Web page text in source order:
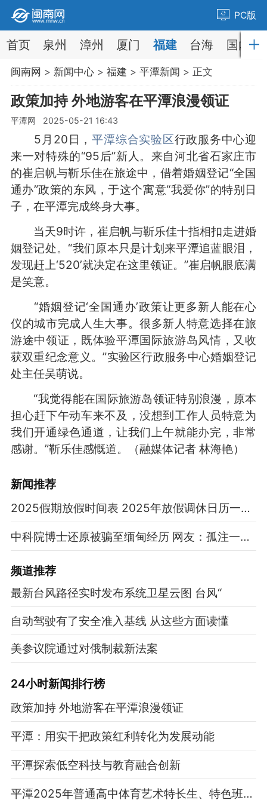
PC版
首页 泉州 漳州 厦门 福建 台海 国内
闽南网 > 新闻中心> 福建 > 平潭新闻 > 正文
政策加持 外地游客在平潭浪漫领证
平潭网 2025-05-21 16:43
5月20日，平潭综合实验区行政服务中心迎
来一对特殊的“95后”新人。来自河北省石家庄市
的崔启帆与靳乐佳在旅途中，借着婚姻登记“全国
通办”政策的东风，于这个寓意“我爱你”的特别日
子，在平潭完成终身大事。
当天9时许，崔启帆与靳乐佳十指相扣走进婚
姻登记处。“我们原本只是计划来平潭追蓝眼泪，
发现赶上‘520’就决定在这里领证。”崔启帆眼底满
是笑意。
“婚姻登记‘全国通办’政策让更多新人能在心
仪的城市完成人生大事。很多新人特意选择在旅
游途中领证，既体验平潭国际旅游岛风情，又收
获双重纪念意义。”实验区行政服务中心婚姻登记
处主任吴萌说。
“我觉得能在国际旅游岛领证特别浪漫，原本
担心赶下午动车来不及，没想到工作人员特意为
我们开通绿色通道，让我们上午就能办完，非常
感谢。”靳乐佳感慨道。
（融媒体记者 林海艳）
新闻推荐
2025假期放假时间表 2025年放假调休日历一览表
中科院博士还原被骗至缅甸经历 网友：孤注一掷现实版
频道推荐
最新台风路径实时发布系统卫星云图 台风“
自动驾驶有了安全准入基线 从这些方面读懂
美参议院通过对俄制裁新法案
24小时新闻排行榜
政策加持 外地游客在平潭浪漫领证
平潭：用实干把政策红利转化为发展动能
平潭探索低空科技与教育融合创新
平潭2025年普通高中体育艺术特长生、特色班招生计划出炉